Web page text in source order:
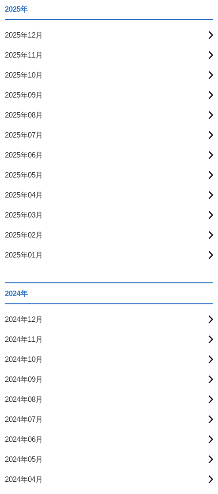
2025年
2025年12月
2025年11月
2025年10月
2025年09月
2025年08月
2025年07月
2025年06月
2025年05月
2025年04月
2025年03月
2025年02月
2025年01月
2024年
2024年12月
2024年11月
2024年10月
2024年09月
2024年08月
2024年07月
2024年06月
2024年05月
2024年04月